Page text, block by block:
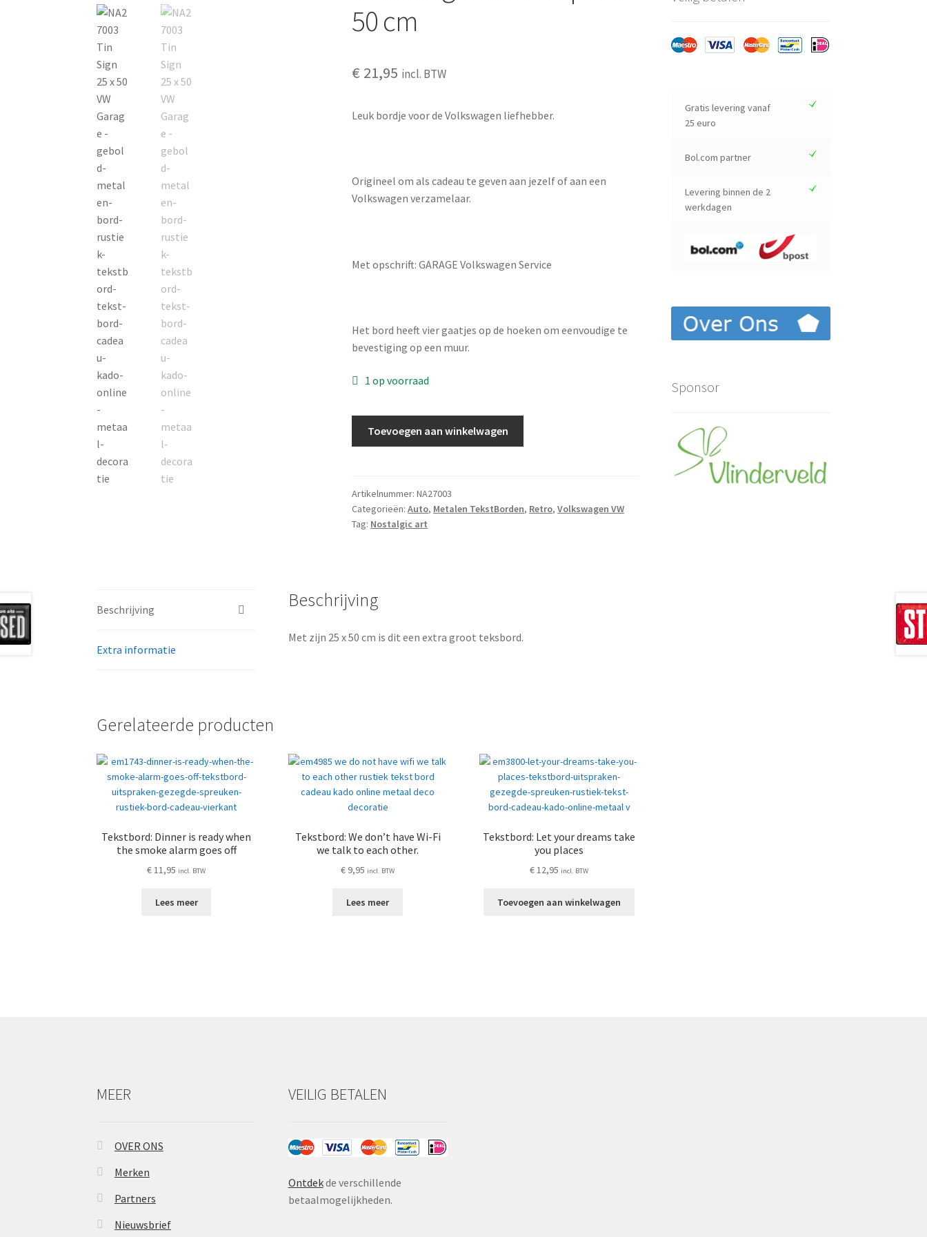
50 cm
€ 21,95 incl. BTW
Leuk bordje voor de Volkswagen liefhebber.
Origineel om als cadeau te geven aan jezelf of aan een
Volkswagen verzamelaar.
Met opschrift: GARAGE Volkswagen Service
Het bord heeft vier gaatjes op de hoeken om eenvoudige te
bevestiging op een muur.
1 op voorraad
Volkswagen
service
|
cm
aantal
Toevoegen aan winkelwagen
Artikelnummer:NA27003
Categorieën:Auto, Metalen TekstBorden, Retro,Volkswagen VW
Tag: Nostalgic art
Beschrijving
Extra informatie
Beschrijving
Met zijn 25 x 50 cm is dit een extra groot teksbord.
Gerelateerde producten
Tekstbord: Dinner is ready when
the smoke alarm goes off
€11,95 incl. BTW
Lees meer
Tekstbord: We don’t have Wi-Fi
we talk to each other.
€ 9,95 incl. BTW
Lees meer
Tekstbord: Let your dreams take
you places
€12,95 incl. BTW
Toevoegen aan winkelwagen
Gratis levering vanaf
25 euro
Bol.com partner
Levering binnen de 2
werkdagen
Sponsor
MEER
OVER ONS
Merken
Partners
Nieuwsbrief
VEILIG BETALEN
Ontdekde verschillende
betaalmogelijkheden.